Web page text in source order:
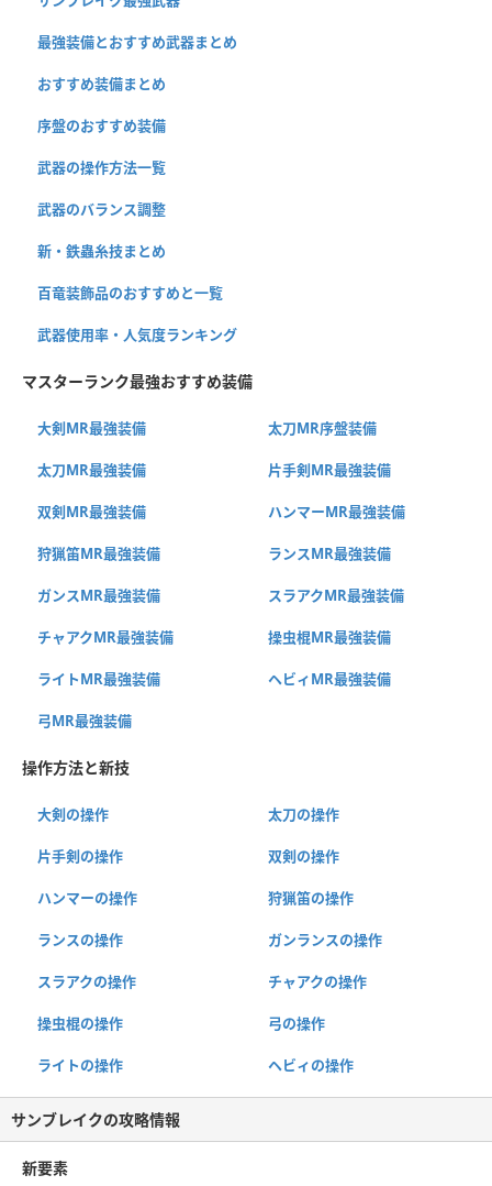
最強装備とおすすめ武器まとめ
おすすめ装備まとめ
序盤のおすすめ装備
武器の操作方法一覧
武器のバランス調整
新・鉄蟲糸技まとめ
百竜装飾品のおすすめと一覧
武器使用率・人気度ランキング
マスターランク最強おすすめ装備
大剣MR最強装備 太刀MR序盤装備
太刀MR最強装備 片手剣MR最強装備
双剣MR最強装備 ハンマーMR最強装備
狩猟笛MR最強装備 ランスMR最強装備
ガンスMR最強装備 スラアクMR最強装備
チャアクMR最強装備 操虫棍MR最強装備
ライトMR最強装備 ヘビィMR最強装備
弓MR最強装備
操作方法と新技
大剣の操作 太刀の操作
片手剣の操作 双剣の操作
ハンマーの操作 狩猟笛の操作
ランスの操作 ガンランスの操作
スラアクの操作 チャアクの操作
操虫棍の操作 弓の操作
ライトの操作 ヘビィの操作
サンブレイクの攻略情報
新要素